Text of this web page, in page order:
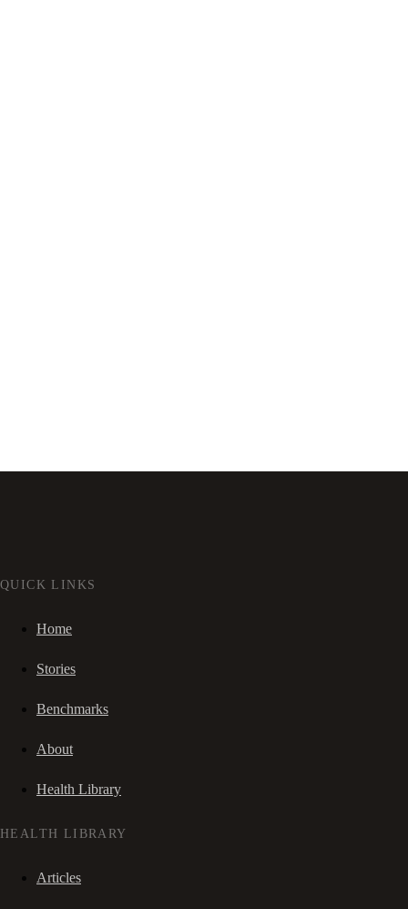
QUICK LINKS
Home
Stories
Benchmarks
About
Health Library
HEALTH LIBRARY
Articles